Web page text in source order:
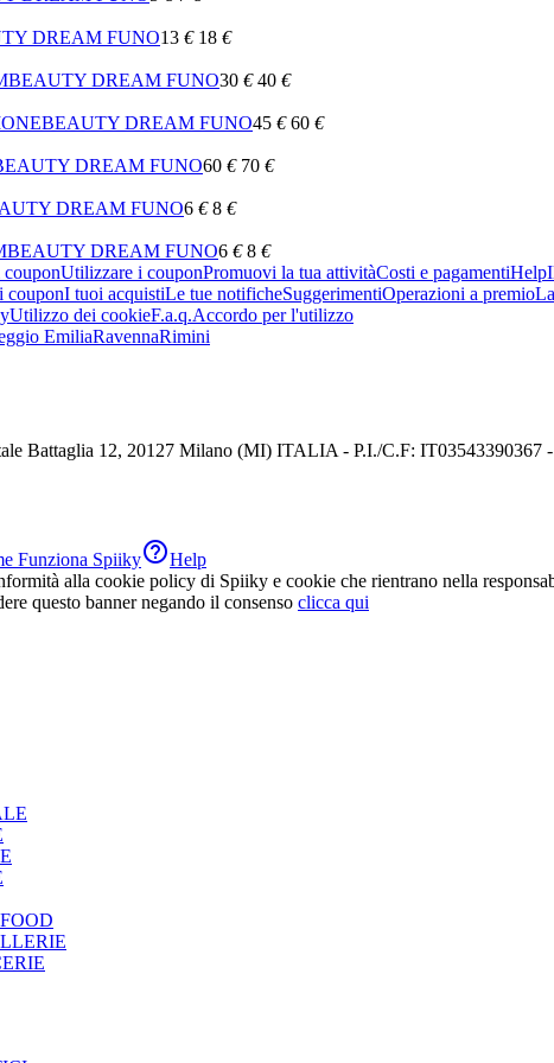
DREAM FUNO13 € 18 €
BEAUTY DREAM FUNO30 € 40 €
BEAUTY DREAM FUNO45 € 60 €
DREAM FUNO60 € 70 €
DREAM FUNO6 € 8 €
BEAUTY DREAM FUNO6 € 8 €
Utilizzare i couponPromuovi la tua attivitàCosti e pagamentiHelp
couponI tuoi acquistiLe tue notificheSuggerimentiOperazioni a premio
Utilizzo dei cookieF.a.q.Accordo per l'utilizzo
EmiliaRavennaRimini
Battaglia 12, 20127 Milano (MI) ITALIA - P.I./C.F: IT03543390367
Funziona SpiikyHelp
alla cookie policy di Spiiky e cookie che rientrano nella
questo banner negando il consenso clicca qui